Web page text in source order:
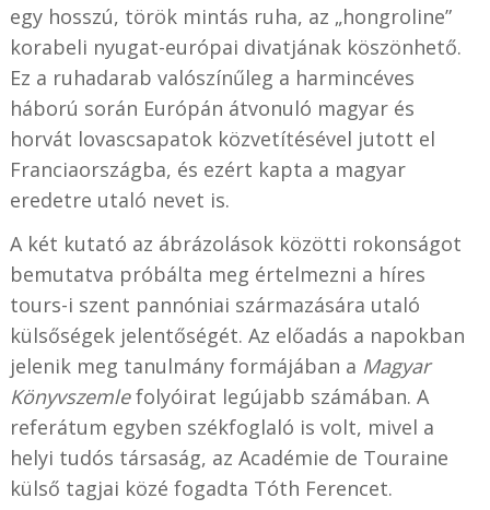
egy hosszú, török mintás ruha, az „hongroline”
korabeli nyugat-európai divatjának köszönhető.
Ez a ruhadarab valószínűleg a harmincéves
háború során Európán átvonuló magyar és
horvát lovascsapatok közvetítésével jutott el
Franciaországba, és ezért kapta a magyar
eredetre utaló nevet is.
A két kutató az ábrázolások közötti rokonságot
bemutatva próbálta meg értelmezni a híres
tours-i szent pannóniai származására utaló
külsőségek jelentőségét. Az előadás a napokban
jelenik meg tanulmány formájában a Magyar
Könyvszemlefolyóirat legújabb számában. A
referátum egyben székfoglaló is volt, mivel a
helyi tudós társaság, az Académie de Touraine
külső tagjai közé fogadta Tóth Ferencet.